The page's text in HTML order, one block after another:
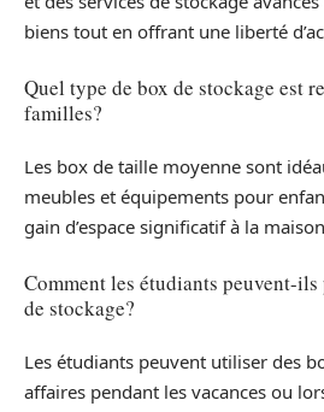
biens tout en offrant une liberté
Quel type de box de stockage est
familles?
Les box de taille moyenne sont
meubles et équipements pour
gain d’espace significatif à la
Comment les étudiants peuvent-
de stockage?
Les étudiants peuvent utiliser des
affaires pendant les vacances ou